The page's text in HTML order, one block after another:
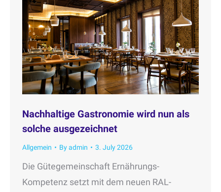
Nachhaltige Gastronomie wird nun als
solche ausgezeichnet
Allgemein Byadmin 3. July 2026
Die Gütegemeinschaft Ernährungs-
Kompetenz setzt mit dem neuen RAL-